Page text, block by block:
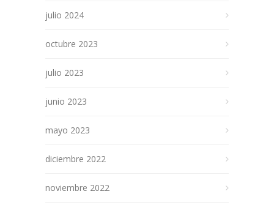
julio 2024
octubre 2023
julio 2023
junio 2023
mayo 2023
diciembre 2022
noviembre 2022